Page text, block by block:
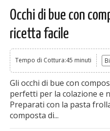
Occhi di bue con
ricetta facile
Tempo di Cottura:45 minuti
Gli occhi di bue con
perfetti per la colazione e
Preparati con la pasta
composta di...